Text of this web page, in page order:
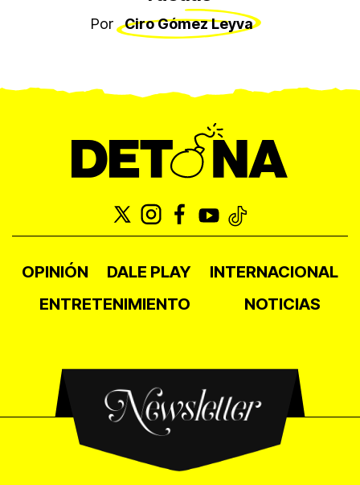
Por Ciro Gómez Leyva
OPINIÓN DALE PLAY
INTERNACIONAL
ENTRETENIMIENTO
NOTICIAS
Newsletter